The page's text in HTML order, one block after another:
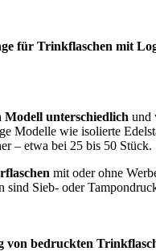
für Trinkflaschen mit
Modell unterschiedlich und
Modelle wie isolierte
– etwa bei 25 bis 50 Stück.
mit oder ohne
sind Sieb- oder
von bedruckten